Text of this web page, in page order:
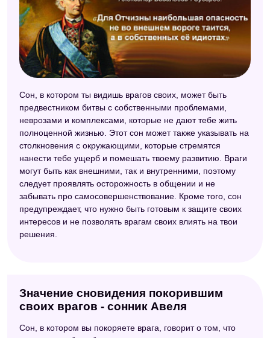
Сон, в котором ты видишь врагов своих, может быть
предвестником битвы с собственными проблемами,
неврозами и комплексами, которые не дают тебе жить
полноценной жизнью. Этот сон может также указывать на
столкновения с окружающими, которые стремятся
нанести тебе ущерб и помешать твоему развитию. Враги
могут быть как внешними, так и внутренними, поэтому
следует проявлять осторожность в общении и не
забывать про самосовершенствование. Кроме того, сон
предупреждает, что нужно быть готовым к защите своих
интересов и не позволять врагам своих влиять на твои
решения.
Значение сновидения покорившим
своих врагов - сонник Авеля
Сон, в котором вы покоряете врага, говорит о том, что